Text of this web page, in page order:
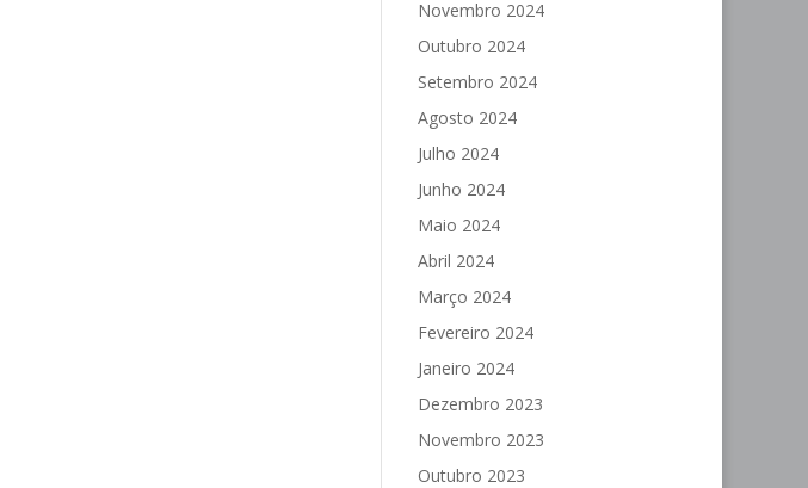
Novembro 2024
Outubro 2024
Setembro 2024
Agosto 2024
Julho 2024
Junho 2024
Maio 2024
Abril 2024
Março 2024
Fevereiro 2024
Janeiro 2024
Dezembro 2023
Novembro 2023
Outubro 2023